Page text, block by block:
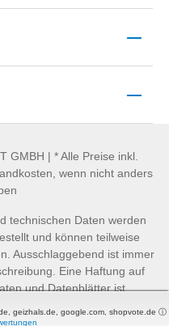
GMBH | * Alle Preise inkl.
wenn nicht anders
technischen Daten werden
und können teilweise
Ausschlaggebend ist immer
Eine Haftung auf
und Datenblätter ist
geizhals.de, google.com, shopvote.de ⓘ